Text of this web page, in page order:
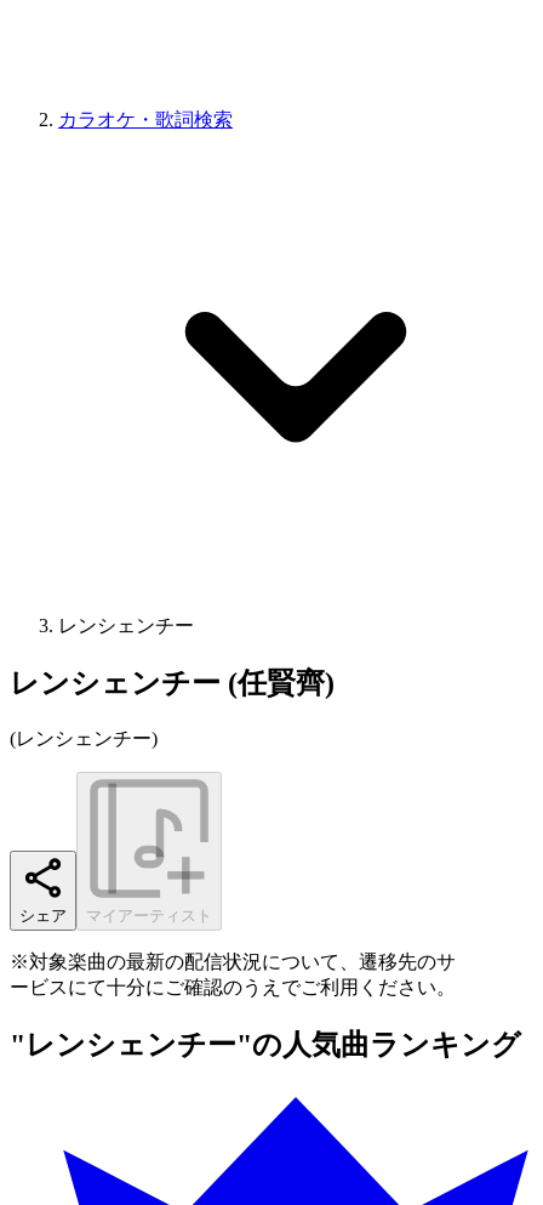
カラオケ・歌詞検索
レンシェンチー
レンシェンチー (任賢齊)
(レンシェンチー)
シェア マイアーティスト
※対象楽曲の最新の配信状況について、遷移先のサ
ービスにて十分にご確認のうえでご利用ください。
"レンシェンチー"の人気曲ランキング